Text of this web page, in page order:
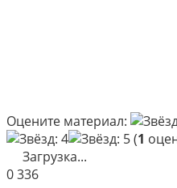
Оцените материал:
(1
Загрузка...
0336